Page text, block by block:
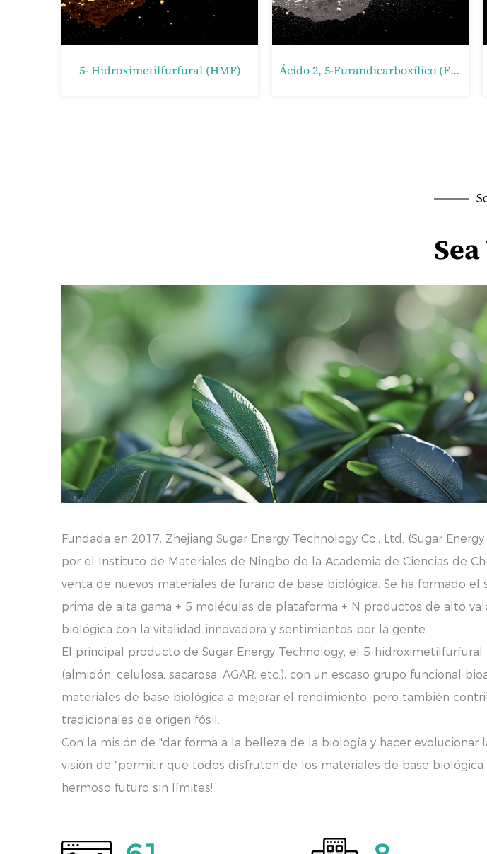
2,5-Furandiildimetanol (FDM)
Fundada en 2017, Zhejiang Sugar Energy Technology Co., Ltd. (Sugar
por el Instituto de Materiales de Ningbo de la Academia de Ciencias de
venta de nuevos materiales de furano de base biológica. Se ha formado
prima de alta gama + 5 moléculas de plataforma + N productos de alto
biológica con la vitalidad innovadora y sentimientos por la gente.
El principal producto de Sugar Energy Technology, el 5-
(almidón, celulosa, sacarosa, AGAR, etc.), con un escaso grupo funcional
materiales de base biológica a mejorar el rendimiento, pero también
tradicionales de origen fósil.
Con la misión de "dar forma a la belleza de la biología y hacer
visión de "permitir que todos disfruten de los materiales de base
hermoso futuro sin límites!